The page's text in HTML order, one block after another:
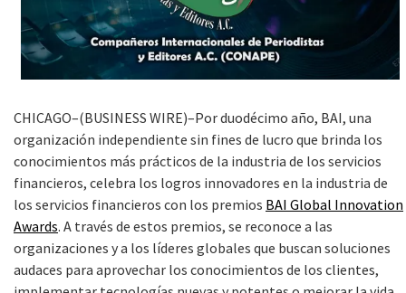
CHICAGO–(BUSINESS WIRE)–Por duodécimo año, BAI, una
organización independiente sin fines de lucro que brinda los
conocimientos más prácticos de la industria de los servicios
financieros, celebra los logros innovadores en la industria de
los servicios financieros con los premios BAI Global Innovation
Awards. A través de estos premios, se reconoce a las
organizaciones y a los líderes globales que buscan soluciones
audaces para aprovechar los conocimientos de los clientes,